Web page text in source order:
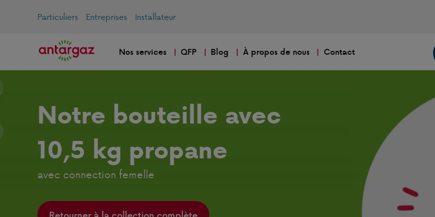
Particuliers Entreprises Installateur
Nos services QFP Blog À propos de nous Contact
Notre bouteille avec
10,5 kg propane
avec connection femelle